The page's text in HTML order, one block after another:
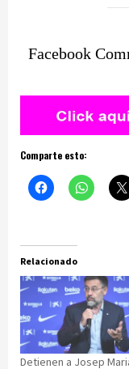
Facebook
Comparte esto:
Relacionado
Detienen a Josep